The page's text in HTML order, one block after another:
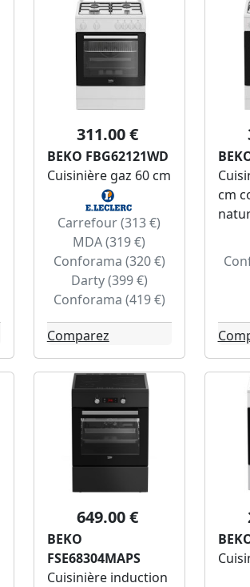
311.00 €
BEKO FBG62121WD
Cuisinière gaz 60 cm
Carrefour (313 €)
MDA (319 €)
Conforama (320 €)
Darty (399 €)
Conforama (419 €)
Comparez
cm
649.00 €
BEKO
FSE68304MAPS
Cuisinière induction